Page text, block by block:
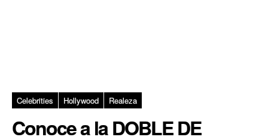
Celebrities Hollywood Realeza
Conoce a la DOBLE DE